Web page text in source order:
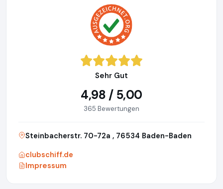
Sehr Gut
4,98 / 5,00
365 Bewertungen
Steinbacherstr. 70-72a , 76534 Baden-Baden
clubschiff.de
Impressum